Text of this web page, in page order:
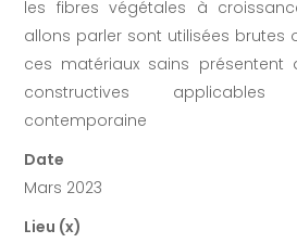
les fibres végétales à
allons parler sont utilisées brutes
ces matériaux sains présentent
constructives
contemporaine
Date
Mars 2023
Lieu (x)